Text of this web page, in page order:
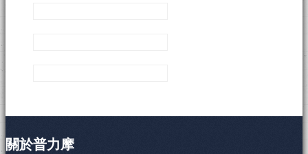
關於普力摩